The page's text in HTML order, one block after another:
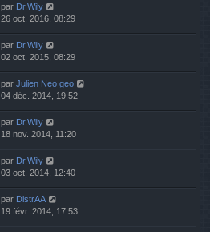
par Dr.Wily
26 oct. 2016, 08:29
par Dr.Wily
02 oct. 2015, 08:29
par Julien Neo geo
04 déc. 2014, 19:52
par Dr.Wily
18 nov. 2014, 11:20
par Dr.Wily
03 oct. 2014, 12:40
par DistrAA
19 févr. 2014, 17:53